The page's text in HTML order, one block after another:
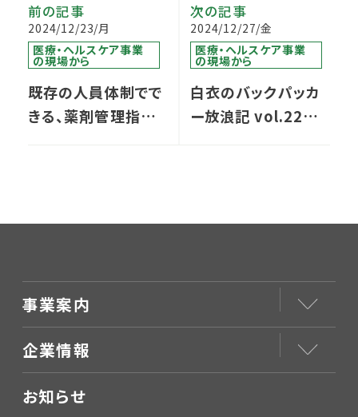
前の記事
2024/12/23/月
医療・ヘルスケア事業
の現場から
既存の人員体制でで
きる、薬剤管理指導
次の記事
2024/12/27/金
医療・ヘルスケア事業
の現場から
白衣のバックパッカ
ー放浪記 vol.22／
事業案内
企業情報
お知らせ